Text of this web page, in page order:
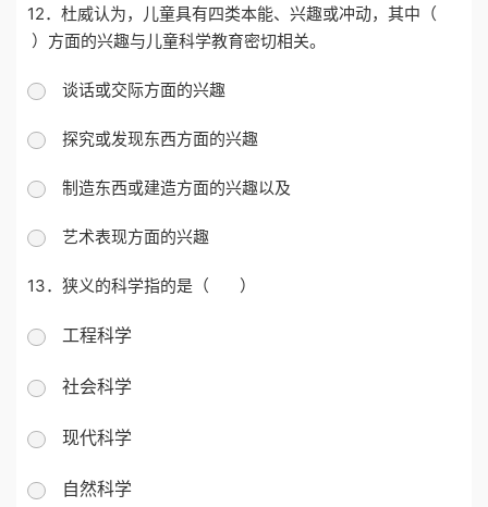
12．杜威认为，儿童具有四类本能、兴趣或冲动，其中 （
） 方面的兴趣与儿童科学教育密切相关。
谈话或交际方面的兴趣
探究或发现东西方面的兴趣
制造东西或建造方面的兴趣以及
艺术表现方面的兴趣
13． 狭义的科学指的是（ ）
工程科学
社会科学
现代科学
自然科学